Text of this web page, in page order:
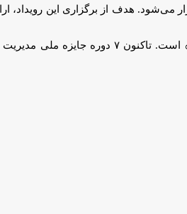
می‌شود. هدف از برگزاری این رویداد،